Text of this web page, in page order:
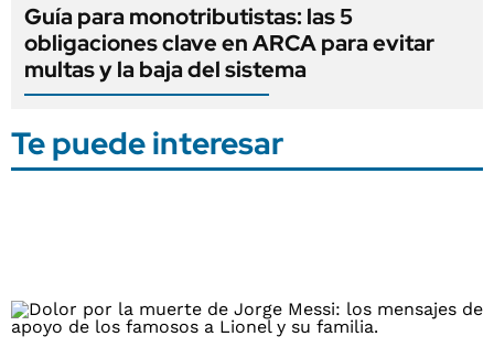
Guía para monotributistas: las 5
obligaciones clave en ARCA para evitar
multas y la baja del sistema
Te puede interesar